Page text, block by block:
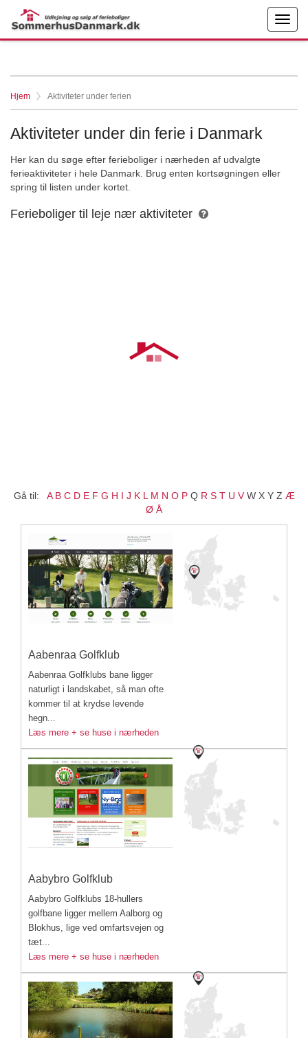
Hjem Aktiviteter under ferien
Aktiviteter under din ferie i Danmark
Her kan du søge efter ferieboliger i nærheden af udvalgte
ferieaktiviteter i hele Danmark. Brug enten kortsøgningen eller
spring til listen under kortet.
Ferieboliger til leje nær aktiviteter
Gå til: A B C D E F G H I J K L M N O PQ R S T U VW X Y Z Æ
Ø Å
Aabenraa Golfklub
Aabenraa Golfklubs bane ligger
naturligt i landskabet, så man ofte
kommer til at krydse levende
hegn...
Læs mere + se huse i nærheden
Aabybro Golfklub
Aabybro Golfklubs 18-hullers
golfbane ligger mellem Aalborg og
Blokhus, lige ved omfartsvejen og
tæt...
Læs mere + se huse i nærheden